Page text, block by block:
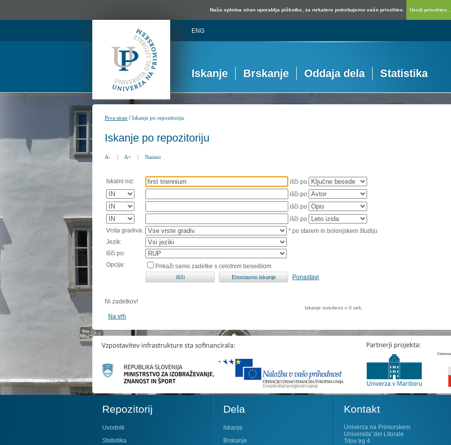
Naša spletna stran uporablja piškotke, za nekatere potrebujemo vašo privolitev. Uredi privolitev...
ENG
Iskanje Brskanje Oddaja dela Statistika
Prva stran /Iskanje po repozitoriju
Iskanje po repozitoriju
A- | A+ | Natisni
Iskalni niz:
išči po
išči po
išči po
išči po
Vrsta gradiva:
* po starem in bolonjskem študiju
Jezik:
Išči po:
Opcije:
Prikaži samo zadetke s celotnim besedilom
Ponastavi
Ni zadetkov!
Iskanje izvedeno v 0 sek.
Na vrh
Repozitorij
Uvodnik
Statistika
Dela
Iskanje
Brskanje
Kontakt
Univerza na Primorskem
Universita' del Litorale
Titov trg 4